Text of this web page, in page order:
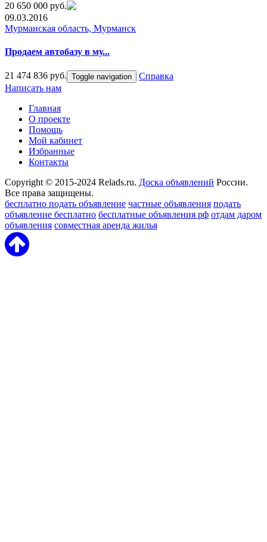
20 650 000 руб.
09.03.2016
Мурманская область, Мурманск
Продаем автобазу в му...
21 474 836 руб. Toggle navigation
Справка
Написать нам
Главная
О проекте
Помощь
Мой кабинет
Избранные
Контакты
Copyright © 2015-2024 Relads.ru. Доска объявлений России.
Все права защищены.
бесплатно подать объявление частные объявления подать
объявление бесплатно бесплатные объявления рф отдам даром
объявления совместная аренда жилья